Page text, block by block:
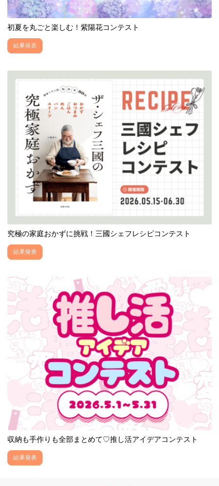
初夏を丸ごと楽しむ！紫陽花コンテスト
結果発表
究極の家庭おかずに挑戦！三國シェフレシピコンテスト
結果発表
収納も手作りも全部まとめて♡推し活アイデアコンテスト
結果発表